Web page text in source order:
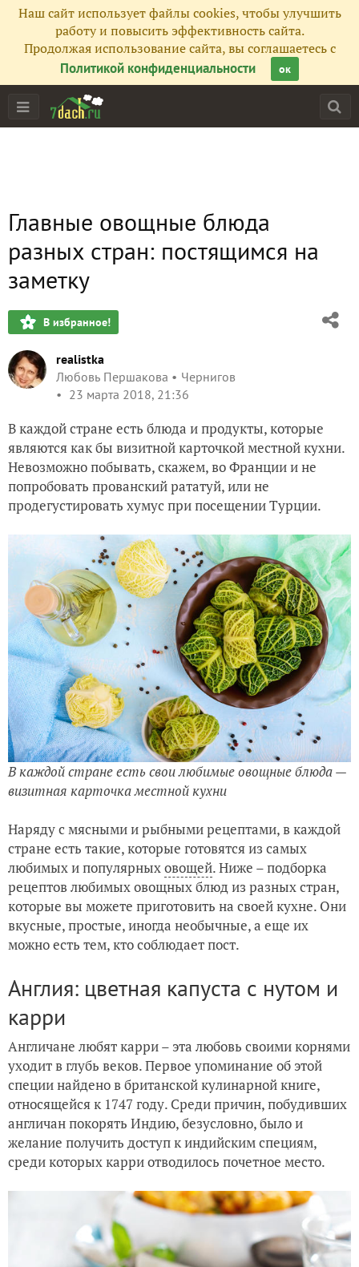
Наш сайт использует файлы cookies, чтобы улучшить
работу и повысить эффективность сайта.
Продолжая использование сайта, вы соглашаетесь с
Политикой конфиденциальности
ок
Главные овощные блюда
разных стран: постящимся на
заметку
В избранное!
realistka
Любовь Першакова
Чернигов
23 марта 2018, 21:36
В каждой стране есть блюда и продукты, которые
являются как бы визитной карточкой местной кухни.
Невозможно побывать, скажем, во Франции и не
попробовать прованский рататуй, или не
продегустировать хумус при посещении Турции.
В каждой стране есть свои любимые овощные блюда —
визитная карточка местной кухни
Наряду с мясными и рыбными рецептами, в каждой
стране есть такие, которые готовятся из самых
любимых и популярныховощей. Ниже – подборка
рецептов любимых овощных блюд из разных стран,
которые вы можете приготовить на своей кухне. Они
вкусные, простые, иногда необычные, а еще их
можно есть тем, кто соблюдает пост.
Англия: цветная капуста с нутом и
карри
Англичане любят карри – эта любовь своими корнями
уходит в глубь веков. Первое упоминание об этой
специи найдено в британской кулинарной книге,
относящейся к 1747 году. Среди причин, побудивших
англичан покорять Индию, безусловно, было и
желание получить доступ к индийским специям,
среди которых карри отводилось почетное место.